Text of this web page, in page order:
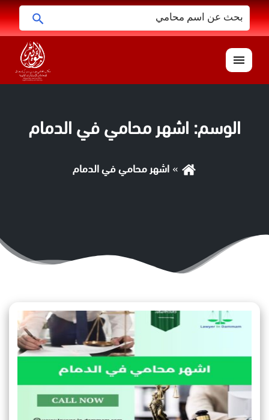
البحث
عن:
القائمة
الوسم: اشهر محامي في الدمام
اشهر محامي في الدمام